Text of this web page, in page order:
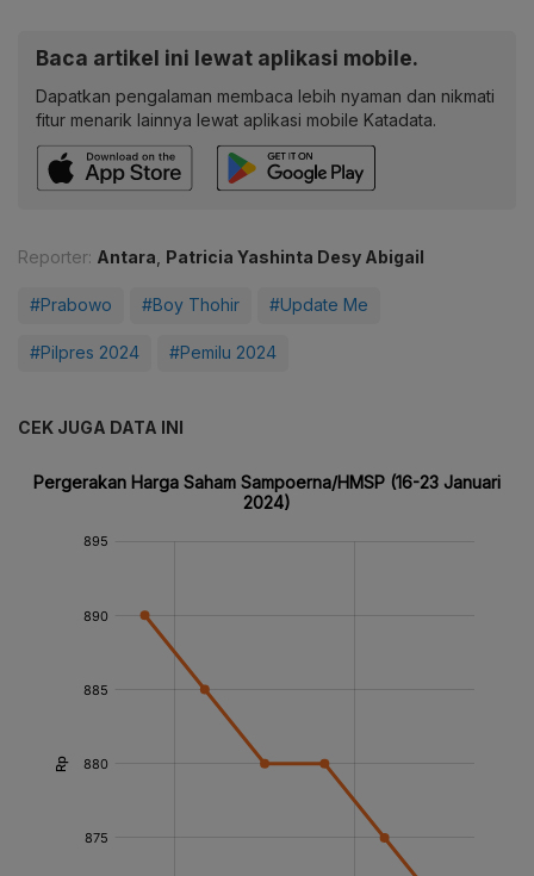
Baca artikel ini lewat aplikasi mobile.
Dapatkan pengalaman membaca lebih nyaman dan nikmati
fitur menarik lainnya lewat aplikasi mobile Katadata.
Reporter: Antara Patricia Yashinta Desy Abigail
#Prabowo #Boy Thohir #Update Me
#Pilpres 2024 #Pemilu 2024
CEK JUGA DATA INI